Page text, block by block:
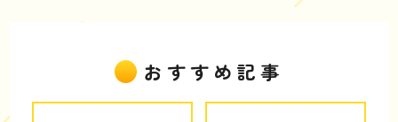
おすすめ記事